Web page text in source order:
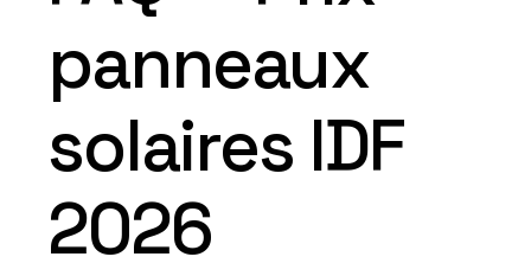
panneaux
solaires IDF
2026